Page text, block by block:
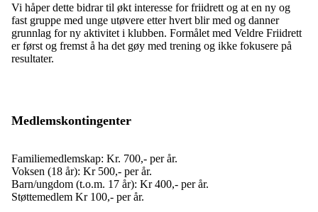
Vi håper dette bidrar til økt interesse for friidrett og at en ny og
fast gruppe med unge utøvere etter hvert blir med og danner
grunnlag for ny aktivitet i klubben. Formålet med Veldre Friidrett
er først og fremst å ha det gøy med trening og ikke fokusere på
resultater.
Medlemskontingenter
Familiemedlemskap: Kr. 700,- per år.
Voksen (18 år): Kr 500,- per år.
Barn/ungdom (t.o.m. 17 år): Kr 400,- per år.
Støttemedlem Kr 100,- per år.